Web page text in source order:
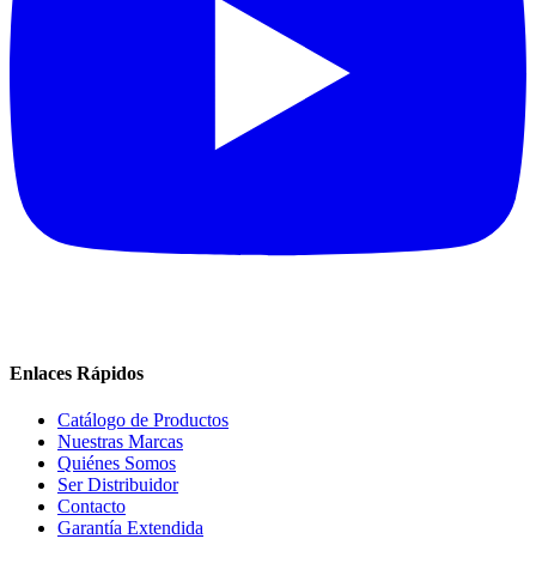
Enlaces Rápidos
Catálogo de Productos
Nuestras Marcas
Quiénes Somos
Ser Distribuidor
Contacto
Garantía Extendida